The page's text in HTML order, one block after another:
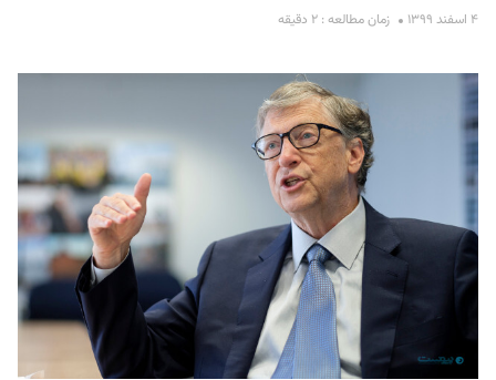
۴ اسفند ۱۳۹۹ زمان مطالعه : ۲ دقیقه